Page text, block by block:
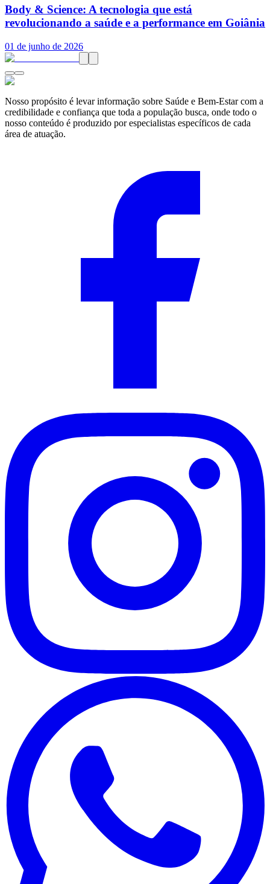
Body & Science: A tecnologia que está
revolucionando a saúde e a performance em Goiânia
01 de junho de 2026
Nosso propósito é levar informação sobre Saúde e Bem-Estar com a
credibilidade e confiança que toda a população busca, onde todo o
nosso conteúdo é produzido por especialistas específicos de cada
área de atuação.